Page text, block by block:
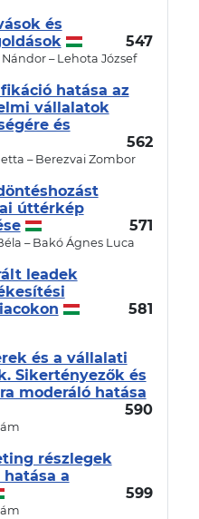
és
547
– Lehota József
hatása az
vállalatok
és
562
– Berezvai Zombor
úttérkép
571
– Bakó Ágnes Luca
leadek
581
és a vállalati
Sikertényezők és
moderáló hatása
590
részlegek
a
599